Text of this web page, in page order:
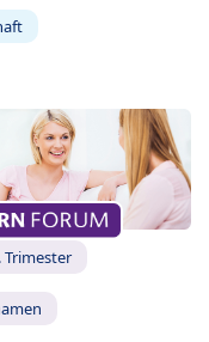
Trimester